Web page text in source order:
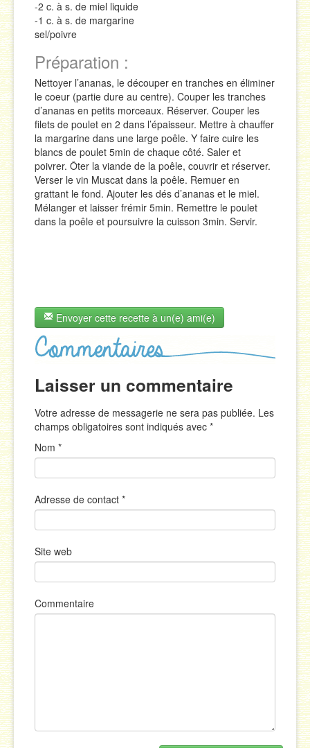
-2 c. à s. de miel liquide
-1 c. à s. de margarine
sel/poivre
Préparation :
Nettoyer l’ananas, le découper en tranches en éliminer
le coeur (partie dure au centre). Couper les tranches
d’ananas en petits morceaux. Réserver. Couper les
filets de poulet en 2 dans l’épaisseur. Mettre à chauffer
la margarine dans une large poêle. Y faire cuire les
blancs de poulet 5min de chaque côté. Saler et
poivrer. Ôter la viande de la poêle, couvrir et réserver.
Verser le vin Muscat dans la poêle. Remuer en
grattant le fond. Ajouter les dés d’ananas et le miel.
Mélanger et laisser frémir 5min. Remettre le poulet
dans la poêle et poursuivre la cuisson 3min. Servir.
Envoyer cette recette à un(e) ami(e)
Laisser un commentaire
Votre adresse de messagerie ne sera pas publiée. Les
champs obligatoires sont indiqués avec *
Nom *
Adresse de contact *
Site web
Commentaire